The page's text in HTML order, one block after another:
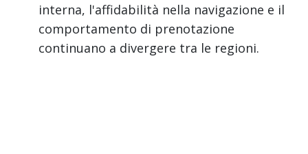
interna, l'affidabilità nella navigazione e il
comportamento di prenotazione
continuano a divergere tra le regioni.